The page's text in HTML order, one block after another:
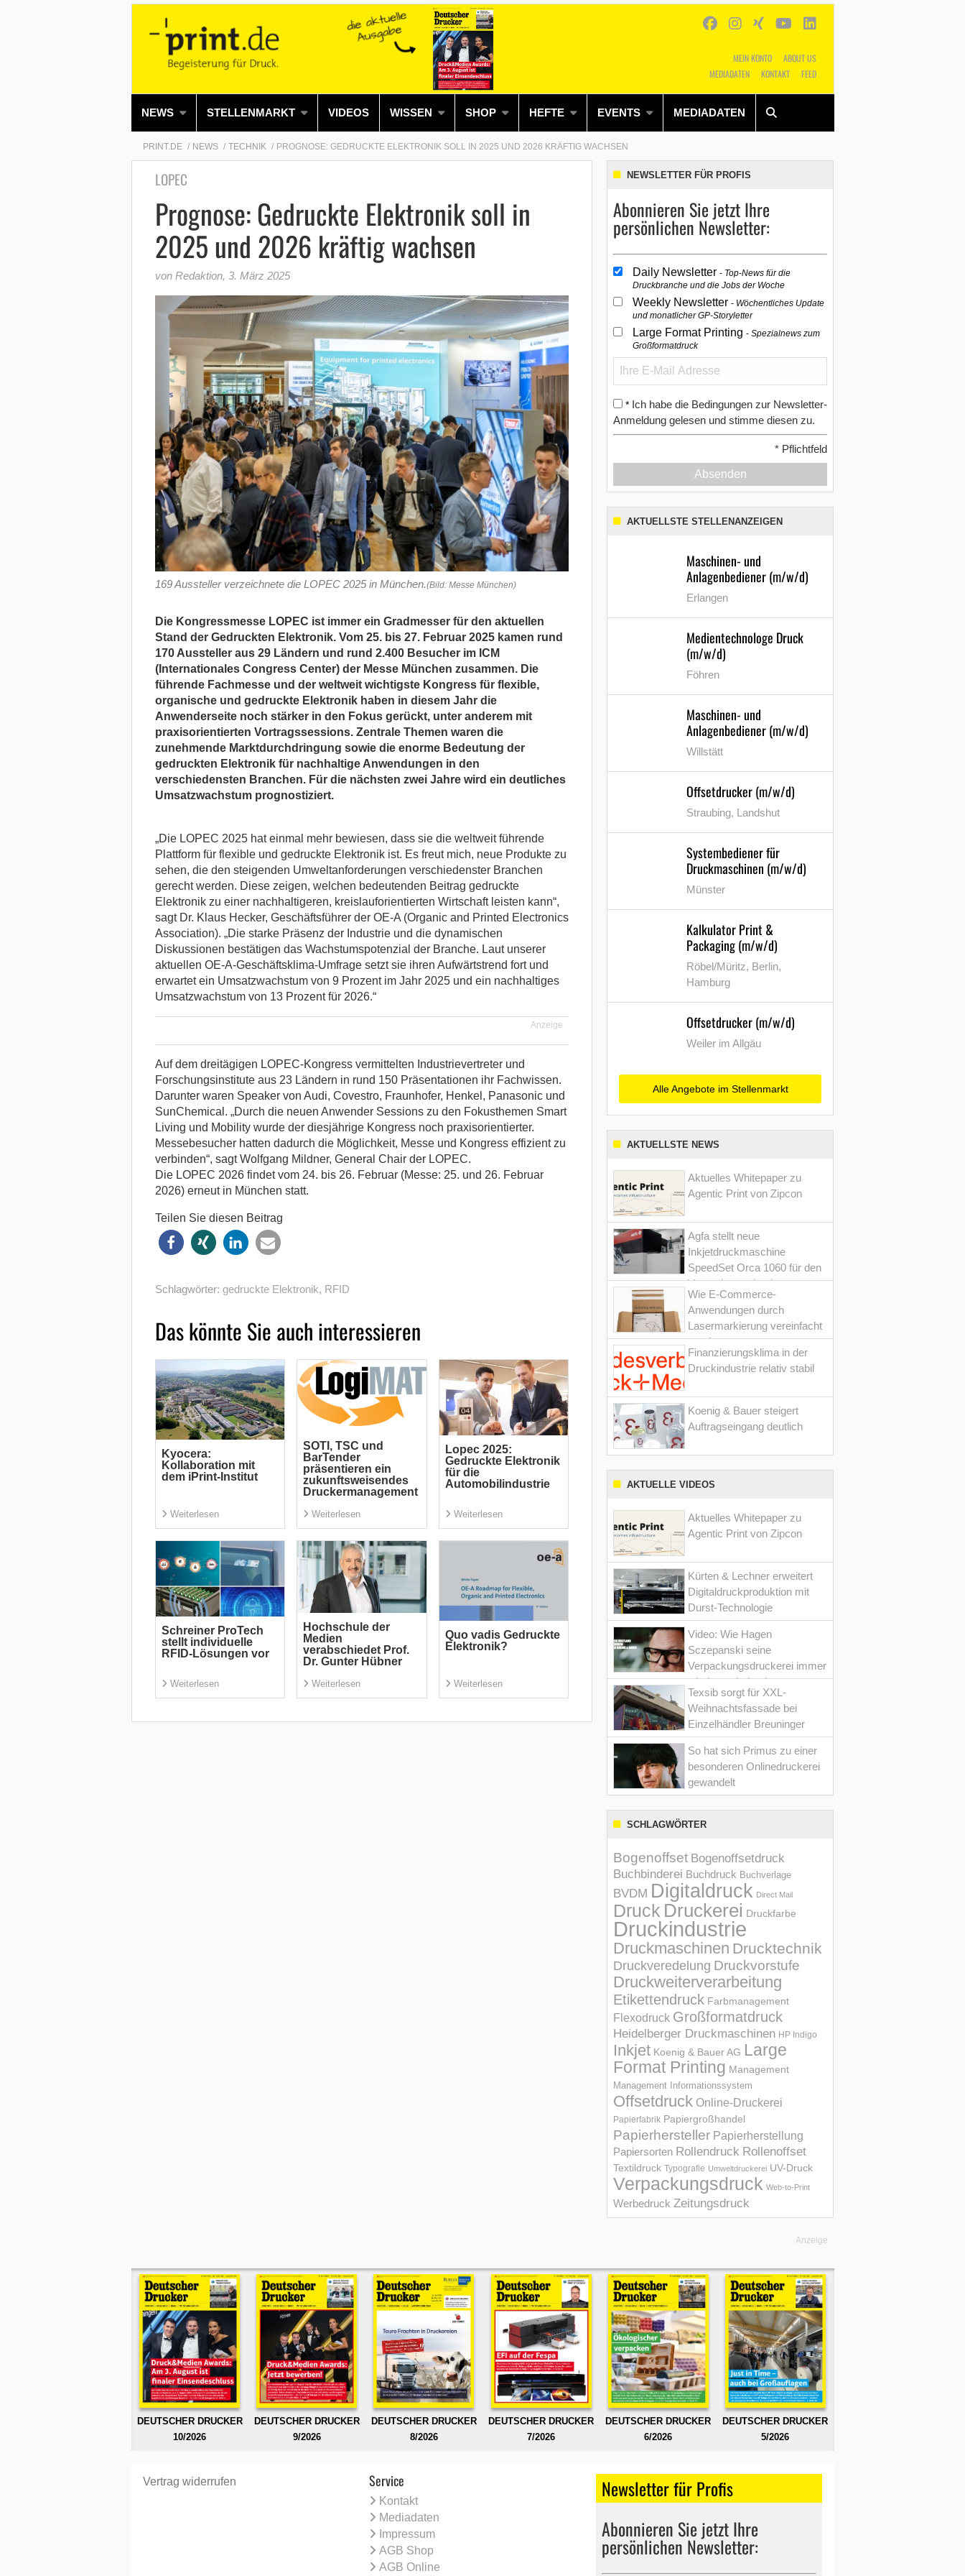
MEIN KONTO
ABOUT US
MEDIADATEN
KONTAKT FEED
NEWS STELLENMARKT VIDEOS WISSEN SHOP HEFTE EVENTS MEDIADATEN
Alles Shop SUCHEN
PRINT.DE NEWS TECHNIK PROGNOSE: GEDRUCKTE ELEKTRONIK SOLL IN 2025 UND 2026 KRÄFTIG WACHSEN
LOPEC
Prognose: Gedruckte Elektronik soll in
2025 und 2026 kräftig wachsen
von Redaktion, 3. März 2025
169 Aussteller verzeichnete die LOPEC 2025 in München.(Bild: Messe München)
Die Kongressmesse LOPEC ist immer ein Gradmesser für den aktuellen
Stand der Gedruckten Elektronik. Vom 25. bis 27. Februar 2025 kamen rund
170 Aussteller aus 29 Ländern und rund 2.400 Besucher im ICM
(Internationales Congress Center) der Messe München zusammen. Die
führende Fachmesse und der weltweit wichtigste Kongress für flexible,
organische und gedruckte Elektronik haben in diesem Jahr die
Anwenderseite noch stärker in den Fokus gerückt, unter anderem mit
praxisorientierten Vortragssessions. Zentrale Themen waren die
zunehmende Marktdurchdringung sowie die enorme Bedeutung der
gedruckten Elektronik für nachhaltige Anwendungen in den
verschiedensten Branchen. Für die nächsten zwei Jahre wird ein deutliches
Umsatzwachstum prognostiziert.
„Die LOPEC 2025 hat einmal mehr bewiesen, dass sie die weltweit führende
Plattform für flexible und gedruckte Elektronik ist. Es freut mich, neue Produkte zu
sehen, die den steigenden Umweltanforderungen verschiedenster Branchen
gerecht werden. Diese zeigen, welchen bedeutenden Beitrag gedruckte
Elektronik zu einer nachhaltigeren, kreislauforientierten Wirtschaft leisten kann“,
sagt Dr. Klaus Hecker, Geschäftsführer der OE-A (Organic and Printed Electronics
Association). „Die starke Präsenz der Industrie und die dynamischen
Diskussionen bestätigen das Wachstumspotenzial der Branche. Laut unserer
aktuellen OE-A-Geschäftsklima-Umfrage setzt sie ihren Aufwärtstrend fort und
erwartet ein Umsatzwachstum von 9 Prozent im Jahr 2025 und ein nachhaltiges
Umsatzwachstum von 13 Prozent für 2026.“
Anzeige
Auf dem dreitägigen LOPEC-Kongress vermittelten Industrievertreter und
Forschungsinstitute aus 23 Ländern in rund 150 Präsentationen ihr Fachwissen.
Darunter waren Speaker von Audi, Covestro, Fraunhofer, Henkel, Panasonic und
SunChemical. „Durch die neuen Anwender Sessions zu den Fokusthemen Smart
Living und Mobility wurde der diesjährige Kongress noch praxisorientierter.
Messebesucher hatten dadurch die Möglichkeit, Messe und Kongress effizient zu
verbinden“, sagt Wolfgang Mildner, General Chair der LOPEC.
Die LOPEC 2026 findet vom 24. bis 26. Februar (Messe: 25. und 26. Februar
2026) erneut in München statt.
Teilen Sie diesen Beitrag
Schlagwörter: gedruckte Elektronik, RFID
Das könnte Sie auch interessieren
Kyocera:
Kollaboration mit
dem iPrint-Institut
Weiterlesen
SOTI, TSC und
BarTender
präsentieren ein
zukunftsweisendes
Druckermanagement
Weiterlesen
Lopec 2025:
Gedruckte Elektronik
für die
Automobilindustrie
Weiterlesen
Schreiner ProTech
stellt individuelle
RFID-Lösungen vor
Weiterlesen
Hochschule der
Medien
verabschiedet Prof.
Dr. Gunter Hübner
Weiterlesen
Quo vadis Gedruckte
Elektronik?
Weiterlesen
NEWSLETTER FÜR PROFIS
Abonnieren Sie jetzt Ihre
persönlichen Newsletter:
Daily Newsletter Top-News für die
Druckbranche und die Jobs der Woche
Weekly Newsletter Wöchentliches Update
und monatlicher GP-Storyletter
Large Format Printing Spezialnews zum
Großformatdruck
* Ich habe die Bedingungen zur Newsletter-
Anmeldung gelesen und stimme diesen zu.
* Pflichtfeld
Absenden
AKTUELLSTE STELLENANZEIGEN
Maschinen- und
Anlagenbediener (m/w/d)
Erlangen
Medientechnologe Druck
(m/w/d)
Föhren
Maschinen- und
Anlagenbediener (m/w/d)
Willstätt
Offsetdrucker (m/w/d)
Straubing, Landshut
Systembediener für
Druckmaschinen (m/w/d)
Münster
Kalkulator Print &
Packaging (m/w/d)
Röbel/Müritz, Berlin,
Hamburg
Offsetdrucker (m/w/d)
Weiler im Allgäu
Alle Angebote im Stellenmarkt
AKTUELLSTE NEWS
Aktuelles Whitepaper zu
Agentic Print von Zipcon
Agfa stellt neue
Inkjetdruckmaschine
SpeedSet Orca 1060 für den
Verpackungsdruck vor
Wie E-Commerce-
Anwendungen durch
Lasermarkierung vereinfacht
werden
Finanzierungsklima in der
Druckindustrie relativ stabil
Koenig & Bauer steigert
Auftragseingang deutlich
AKTUELLE VIDEOS
Aktuelles Whitepaper zu
Agentic Print von Zipcon
Kürten & Lechner erweitert
Digitaldruckproduktion mit
Durst-Technologie
Video: Wie Hagen
Sczepanski seine
Verpackungsdruckerei immer
wieder optimiert hat
Texsib sorgt für XXL-
Weihnachtsfassade bei
Einzelhändler Breuninger
So hat sich Primus zu einer
besonderen Onlinedruckerei
gewandelt
SCHLAGWÖRTER
Bogenoffset Bogenoffsetdruck
Buchbinderei Buchdruck Buchverlage
BVDM Digitaldruck Direct Mail
Druck Druckerei Druckfarbe
Druckindustrie
Druckmaschinen Drucktechnik
Druckveredelung Druckvorstufe
Druckweiterverarbeitung
Etikettendruck Farbmanagement
Flexodruck Großformatdruck
Heidelberger Druckmaschinen HP Indigo
Inkjet Koenig & Bauer AG Large
Format Printing Management
Management Informations­system
Offsetdruck Online-Druckerei
Papierfabrik Papiergroßhandel
Papierhersteller Papierherstellung
Papiersorten Rollendruck Rollenoffset
Textildruck Typografie Umweltdruckerei UV-Druck
Verpackungsdruck Web-to-Print
Werbedruck Zeitungsdruck
Anzeige
DEUTSCHER DRUCKER
10/2026
DEUTSCHER DRUCKER
9/2026
DEUTSCHER DRUCKER
8/2026
DEUTSCHER DRUCKER
7/2026
DEUTSCHER DRUCKER
6/2026
DEUTSCHER DRUCKER
5/2026
Vertrag widerrufen Service
Kontakt
Mediadaten
Impressum
AGB Shop
AGB Online
Newsletter für Profis
Abonnieren Sie jetzt Ihre
persönlichen Newsletter: